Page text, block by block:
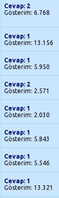
Cevap: 2
Gösterim: 6.768
Cevap: 1
Gösterim: 13.156
Cevap: 1
Gösterim: 5.950
Cevap: 2
Gösterim: 2.571
Cevap: 1
Gösterim: 2.030
Cevap: 1
Gösterim: 5.843
Cevap: 1
Gösterim: 5.546
Cevap: 1
Gösterim: 13.321